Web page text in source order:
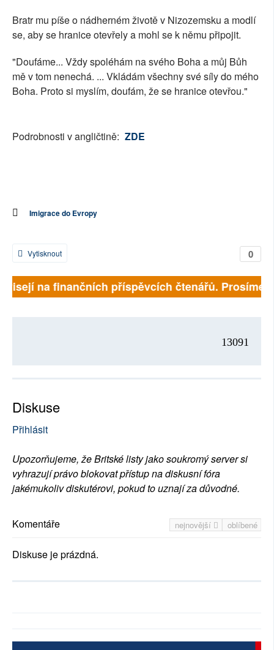
Bratr mu píše o nádherném životě v Nizozemsku a modlí
se, aby se hranice otevřely a mohl se k němu připojit.
"Doufáme... Vždy spoléhám na svého Boha a můj Bůh
mě v tom nenechá. ... Vkládám všechny své síly do mého
Boha. Proto si myslím, doufám, že se hranice otevřou."
Podrobnosti v angličtině: ZDE
Imigrace do Evropy
0
Vytisknout
na finančních příspěvcích čtenářů. Prosíme,
13091
Diskuse
Přihlásit
Upozorňujeme, že Britské listy jako soukromý server si
vyhrazují právo blokovat přístup na diskusní fóra
jakémukoliv diskutérovi, pokud to uznají za důvodné.
nejnovější oblíbené
Komentáře
Diskuse je prázdná.